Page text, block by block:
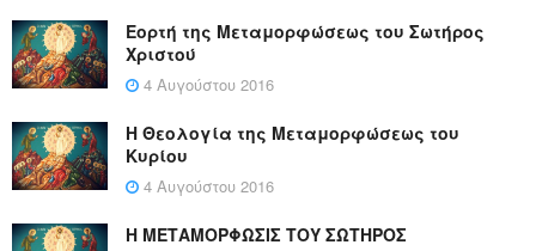
Εορτή της Μεταμορφώσεως του Σωτήρος
Χριστού
4 Αυγούστου 2016
Η Θεολογία της Μεταμορφώσεως του
Κυρίου
4 Αυγούστου 2016
Η ΜΕΤΑΜΟΡΦΩΣΙΣ ΤΟΥ ΣΩΤΗΡΟΣ